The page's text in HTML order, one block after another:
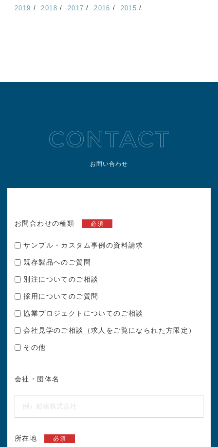
2019
2018 2017 2016 2015
お問い合わせ
お問合わせの種類 必須
サンプル・カスタム事例の資料請求
既存製品へのご質問
別注についてのご相談
採用についてのご質問
協業プロジェクトについてのご相談
会社見学のご相談（求人をご覧になられた方限定）
その他
会社・団体名
所在地 必須